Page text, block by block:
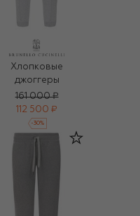
Хлопковые
джоггеры
161 000 ₽
112 500 ₽
-30%